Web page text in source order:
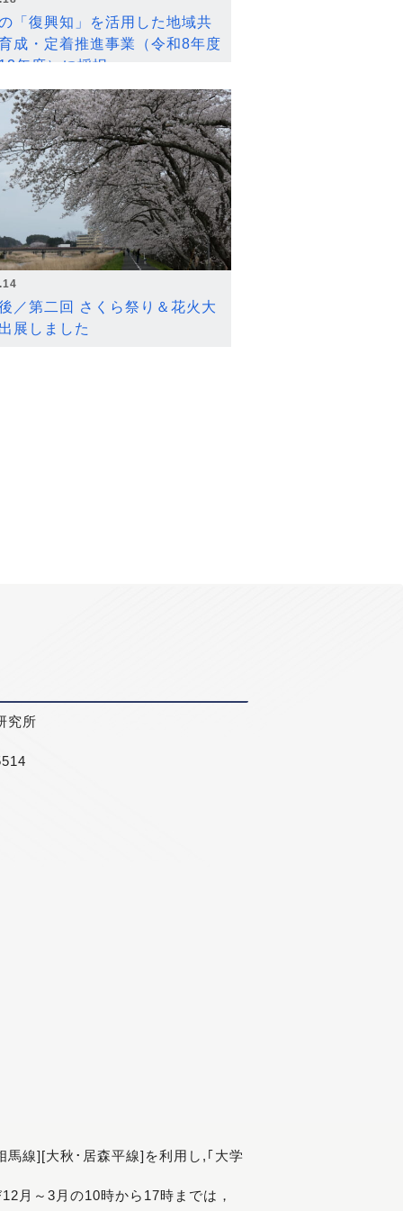
「復興知」を活用した地域共
成・定着推進事業（令和8年度
年度）に採択
／第二回 さくら祭り＆花火大
展しました
究所
線][大秋･居森平線]を利用し,｢大学
月～3月の10時から17時までは，